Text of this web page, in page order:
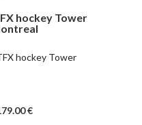
hockey Tower
hockey Tower
.00€